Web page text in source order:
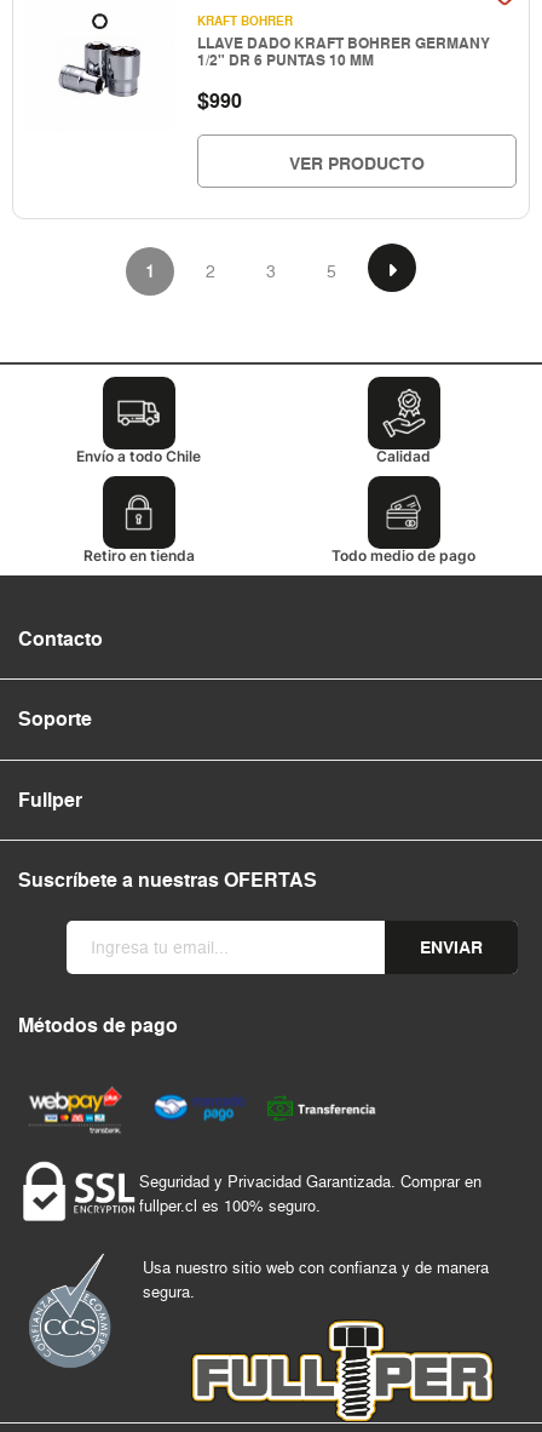
KRAFT BOHRER
LLAVE DADO KRAFT BOHRER GERMANY
1/2" DR 6 PUNTAS 10 MM
$990
VER PRODUCTO
1 2 3 5
Envío a todo Chile Calidad
Retiro en tienda Todo medio de pago
Contacto
Soporte
Fullper
Suscríbete a nuestras OFERTAS
ENVIAR
Métodos de pago
Seguridad y Privacidad Garantizada. Comprar en
fullper.cl es 100% seguro.
Usa nuestro sitio web con confianza y de manera
segura.